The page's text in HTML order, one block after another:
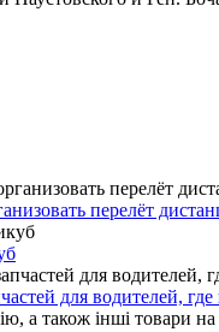
перелёт
для водителей,